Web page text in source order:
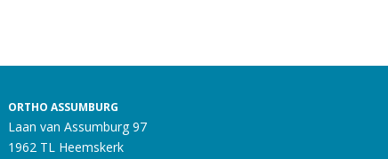
ORTHO ASSUMBURG
Laan van Assumburg 97
1962 TL Heemskerk